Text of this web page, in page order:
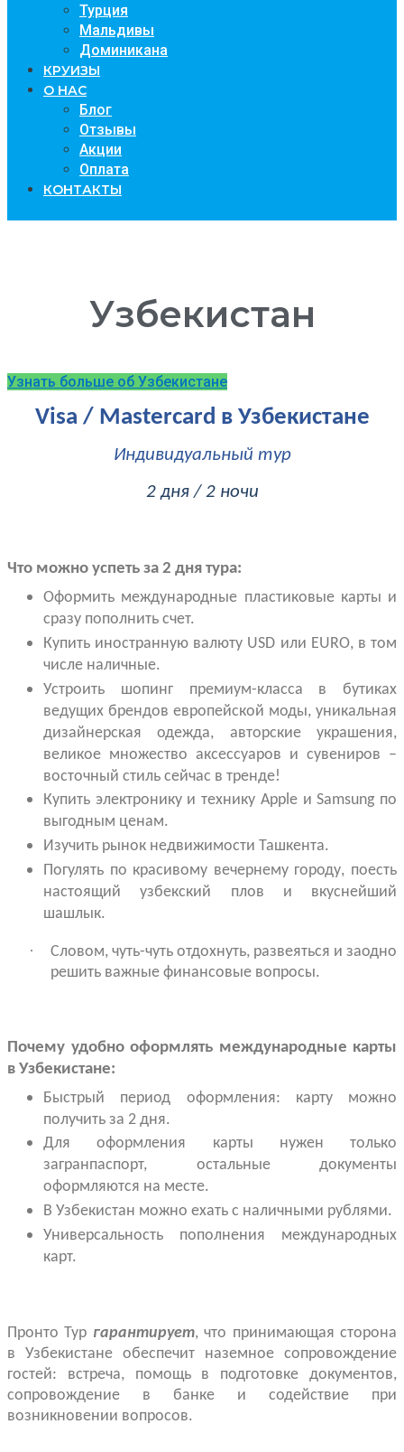
Турция
Мальдивы
Доминикана
КРУИЗЫ
О НАС
Блог
Отзывы
Акции
Оплата
КОНТАКТЫ
Узбекистан
Узнать больше об Узбекистане
Visa / Mastercard в Узбекистане
Индивидуальный тур
2 дня / 2 ночи
Что можно успеть за 2 дня тура:
Оформить международные пластиковые карты и
сразу пополнить счет.
Купить иностранную валюту USD или EURO, в том
числе наличные.
Устроить шопинг премиум-класса в бутиках
ведущих брендов европейской моды, уникальная
дизайнерская одежда, авторские украшения,
великое множество аксессуаров и сувениров –
восточный стиль сейчас в тренде!
Купить электронику и технику Apple и Samsung по
выгодным ценам.
Изучить рынок недвижимости Ташкента.
Погулять по красивому вечернему городу, поесть
настоящий узбекский плов и вкуснейший
шашлык.
·
Словом, чуть-чуть отдохнуть, развеяться и заодно
решить важные финансовые вопросы.
Почему удобно оформлять международные карты
в Узбекистане:
Быстрый период оформления: карту можно
получить за 2 дня.
Для оформления карты нужен только
загранпаспорт, остальные документы
оформляются на месте.
В Узбекистан можно ехать с наличными рублями.
Универсальность пополнения международных
карт.
Пронто Тур гарантирует, что принимающая сторона
в Узбекистане обеспечит наземное сопровождение
гостей: встреча, помощь в подготовке документов,
сопровождение в банке и содействие при
возникновении вопросов.